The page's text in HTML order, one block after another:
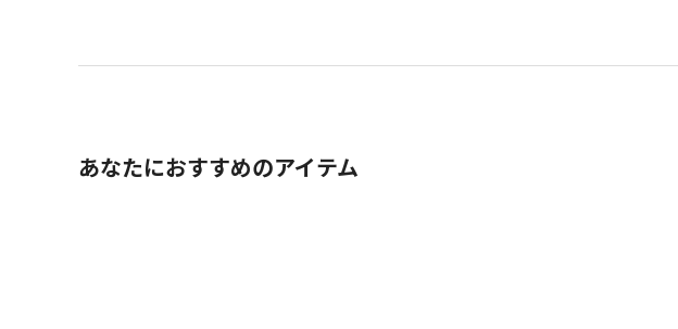
あなたにおすすめのアイテム